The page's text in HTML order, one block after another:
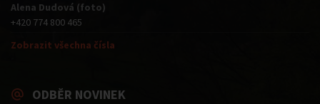
Alena Dudová (foto)
+420 774 800 465
Zobrazit všechna čísla
ODBĚR NOVINEK